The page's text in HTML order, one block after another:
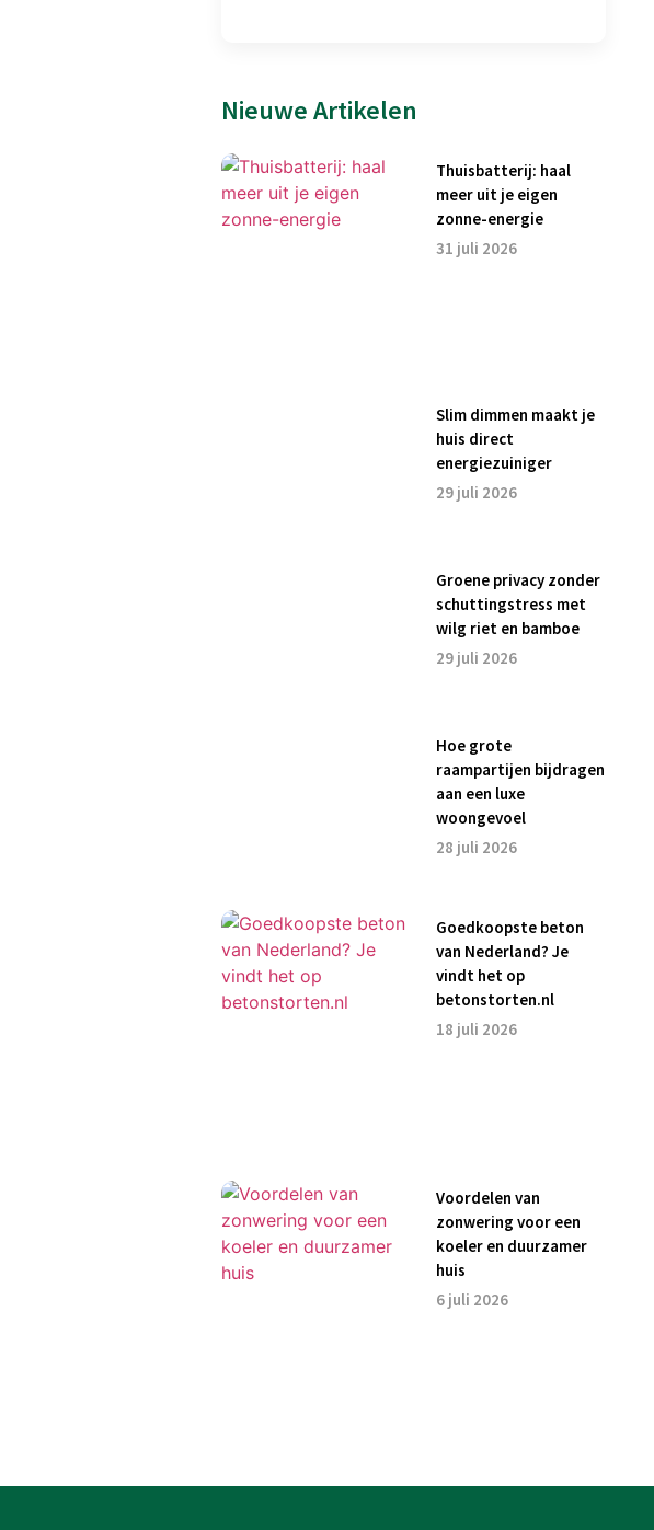
Nieuwe Artikelen
Thuisbatterij: haal
meer uit je eigen
zonne-energie
31 juli 2026
Slim dimmen maakt je
huis direct
energiezuiniger
29 juli 2026
Groene privacy zonder
schuttingstress met
wilg riet en bamboe
29 juli 2026
Hoe grote
raampartijen bijdragen
aan een luxe
woongevoel
28 juli 2026
Goedkoopste beton
van Nederland? Je
vindt het op
betonstorten.nl
18 juli 2026
Voordelen van
zonwering voor een
koeler en duurzamer
huis
6 juli 2026